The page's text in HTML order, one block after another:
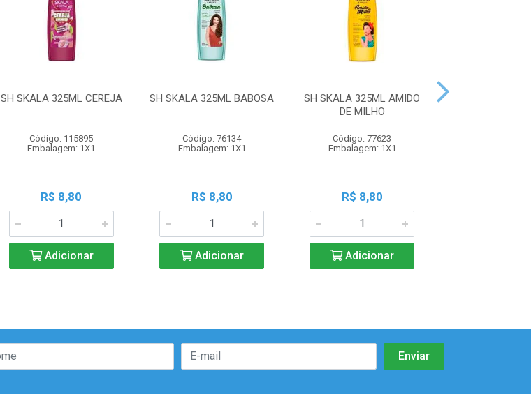
SH SKALA 325ML CEREJA
Código: 115895
Embalagem: 1X1
R$ 8,80
Adicionar
SH SKALA 325ML BABOSA
Código: 76134
Embalagem: 1X1
R$ 8,80
Adicionar
SH SKALA 325ML AMIDO
DE MILHO
Código: 77623
Embalagem: 1X1
R$ 8,80
Adicionar